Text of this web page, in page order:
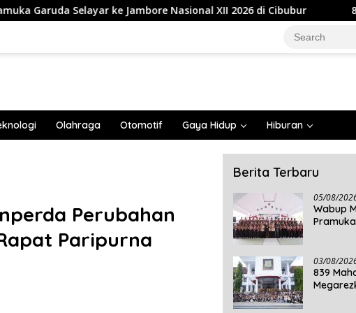
ke Jambore Nasional XII 2026 di Cibubur 839 Mahasiswa
Olahraga Otomotif Gaya Hidup Hiburan
Perubahan
Paripurna
Berita Terbaru
05/08/
Wabup
03/08/
839